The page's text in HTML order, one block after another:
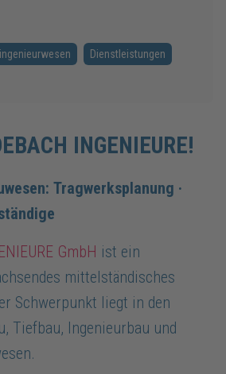
Dienstleistungen
INGENIEURE!
Tragwerksplanung ·
GmbH ist ein
mittelständisches
Schwerpunkt liegt in den
Tiefbau, Ingenieurbau und